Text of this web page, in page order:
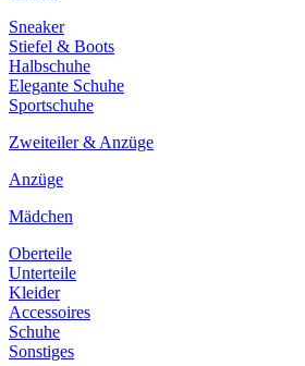
Sneaker
Stiefel & Boots
Halbschuhe
Elegante Schuhe
Sportschuhe
Zweiteiler & Anzüge
Anzüge
Mädchen
Oberteile
Unterteile
Kleider
Accessoires
Schuhe
Sonstiges